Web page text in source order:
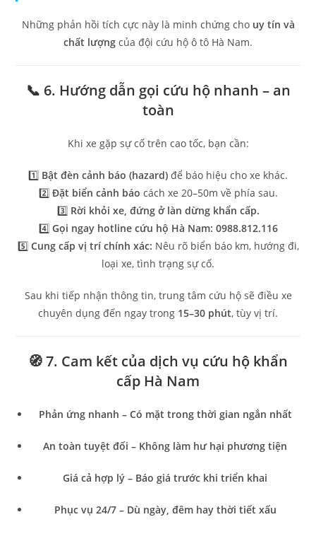
Những phản hồi tích cực này là minh chứng cho uy tín và
chất lượng của đội cứu hộ ô tô Hà Nam.
📞 6. Hướng dẫn gọi cứu hộ nhanh – an
toàn
Khi xe gặp sự cố trên cao tốc, bạn cần:
1️⃣ Bật đèn cảnh báo (hazard) để báo hiệu cho xe khác.
2️⃣ Đặt biển cảnh báo cách xe 20–50m về phía sau.
3️⃣ Rời khỏi xe, đứng ở làn dừng khẩn cấp.
4️⃣ Gọi ngay hotline cứu hộ Hà Nam: 0988.812.116
5️⃣ Cung cấp vị trí chính xác: Nêu rõ biển báo km, hướng đi,
loại xe, tình trạng sự cố.
Sau khi tiếp nhận thông tin, trung tâm cứu hộ sẽ điều xe
chuyên dụng đến ngay trong 15–30 phút, tùy vị trí.
🧭 7. Cam kết của dịch vụ cứu hộ khẩn
cấp Hà Nam
Phản ứng nhanh – Có mặt trong thời gian ngắn nhất
An toàn tuyệt đối – Không làm hư hại phương tiện
Giá cả hợp lý – Báo giá trước khi triển khai
Phục vụ 24/7 – Dù ngày, đêm hay thời tiết xấu